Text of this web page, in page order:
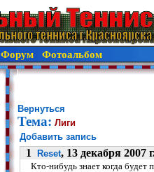
Форум Фотоальбом
Вернуться
Тема: Лиги
Добавить запись
1 Reset, 13 декабря 2007
Кто-нибудь знает когда будет